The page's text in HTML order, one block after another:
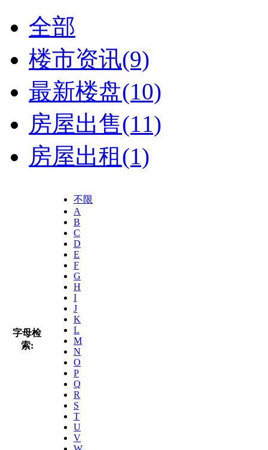
全部
楼市资讯(9)
最新楼盘(10)
房屋出售(11)
房屋出租(1)
字母检
索:
不限
A
B
C
D
E
F
G
H
I
J
K
L
M
N
O
P
Q
R
S
T
U
V